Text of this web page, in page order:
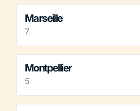
Marseille
7
Montpellier
5